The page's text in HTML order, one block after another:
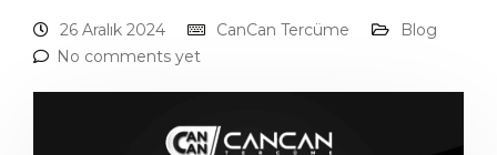
26 Aralık 2024 CanCan Tercüme
Blog
No comments yet